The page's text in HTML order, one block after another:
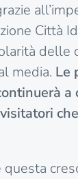
Città
delle
media. Le
a
questa